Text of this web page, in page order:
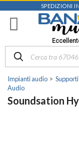
SPEDIZIONI
Impianti audio
Audio
Soundsation